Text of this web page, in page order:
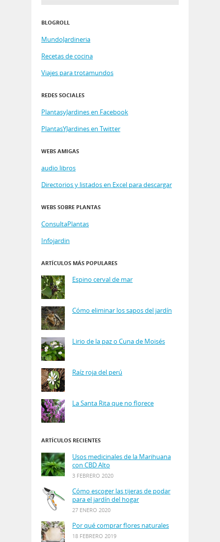
BLOGROLL
MundoJardineria
Recetas de cocina
Viajes para trotamundos
REDES SOCIALES
PlantasyJardines en Facebook
PlantasYJardines en Twitter
WEBS AMIGAS
audio libros
Directorios y listados en Excel para descargar
WEBS SOBRE PLANTAS
ConsultaPlantas
Infojardin
ARTÍCULOS MÁS POPULARES
Espino cerval de mar
Cómo eliminar los sapos del jardín
Lirio de la paz o Cuna de Moisés
Raíz roja del perú
La Santa Rita que no florece
ARTÍCULOS RECIENTES
Usos medicinales de la Marihuana
con CBD Alto
3 FEBRERO 2020
Cómo escoger las tijeras de podar
para el jardín del hogar
27 ENERO 2020
Por qué comprar flores naturales
18 FEBRERO 2019